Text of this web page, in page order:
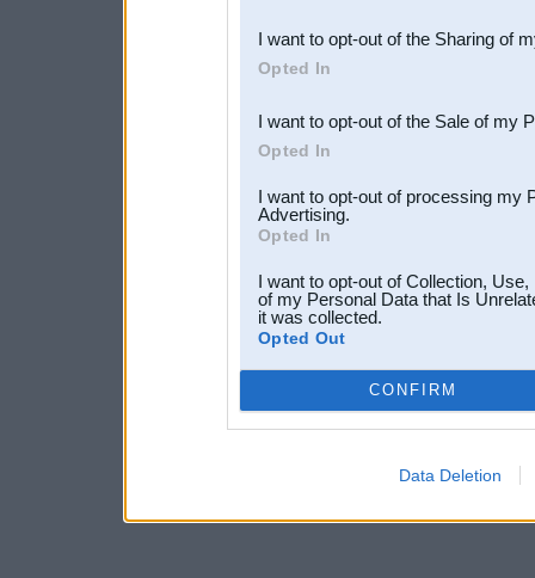
Downstream Participants
third parties.
I want to opt-out of the Sharing of
Opted In
I want to opt-out of the Sale of my
Opted In
I want to opt-out of processing my
Advertising.
Opted In
I want to opt-out of Collection,
of my Personal Data that Is
it was collected.
Opted Out
CONFIRM
Data Deletion